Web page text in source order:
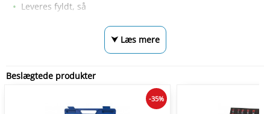
Leveres fyldt, så
⮟ Læs mere
Beslægtede produkter
-35%